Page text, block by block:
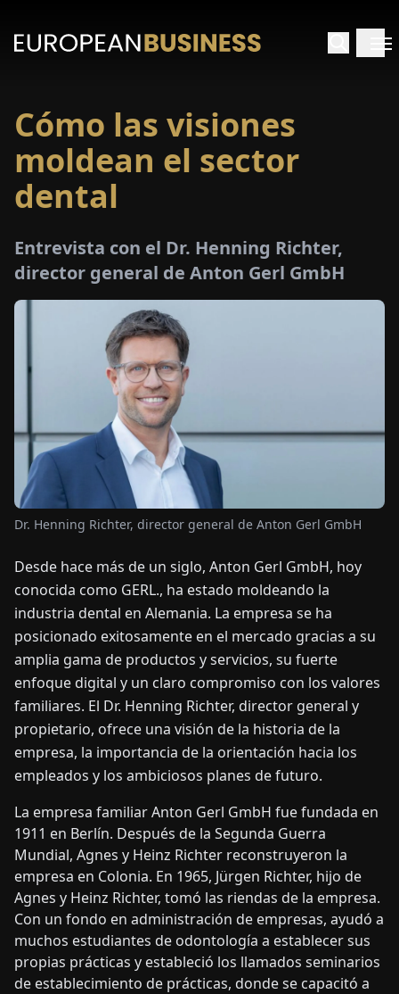
ENDEFRESITNLPLHU
CONTÁCTENOS
Cómo las visiones
moldean el sector
dental
Entrevista con el Dr. Henning Richter,
director general de Anton Gerl GmbH
Dr. Henning Richter, director general de Anton Gerl GmbH
Desde hace más de un siglo, Anton Gerl GmbH, hoy
conocida como GERL., ha estado moldeando la
industria dental en Alemania. La empresa se ha
posicionado exitosamente en el mercado gracias a su
amplia gama de productos y servicios, su fuerte
enfoque digital y un claro compromiso con los valores
familiares. El Dr. Henning Richter, director general y
propietario, ofrece una visión de la historia de la
empresa, la importancia de la orientación hacia los
empleados y los ambiciosos planes de futuro.
La empresa familiar Anton Gerl GmbH fue fundada en
1911 en Berlín. Después de la Segunda Guerra
Mundial, Agnes y Heinz Richter reconstruyeron la
empresa en Colonia. En 1965, Jürgen Richter, hijo de
Agnes y Heinz Richter, tomó las riendas de la empresa.
Con un fondo en administración de empresas, ayudó a
muchos estudiantes de odontología a establecer sus
propias prácticas y estableció los llamados seminarios
de establecimiento de prácticas, donde se capacitó a